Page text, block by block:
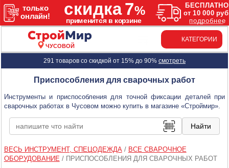
ЧУСОВОЙ
КАТЕГОРИИ
291 товаров со скидкой от 15% до 90% смотреть
Приспособления для сварочных работ
Инструменты и приспособления для точной фиксации деталей при
сварочных работах в Чусовом можно купить в магазине «Строймир».
ВЕСЬ ИНСТРУМЕНТ, СПЕЦОДЕЖДА/ ВСЕ СВАРОЧНОЕ
ОБОРУДОВАНИЕ / ПРИСПОСОБЛЕНИЯ ДЛЯ СВАРОЧНЫХ РАБОТ